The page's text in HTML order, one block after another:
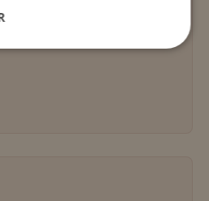
eksponering på skærme